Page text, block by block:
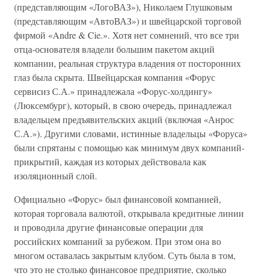
(представляющим «ЛогоВАЗ»), Николаем Глушковым
(представляющим «АвтоВАЗ») и швейцарской торговой
фирмой «Andre & Cie.». Хотя нет сомнений, что все три
отца-основателя владели большим пакетом акций
компании, реальная структура владения от посторонних
глаз была скрыта. Швейцарская компания «Форус
сервисиз С.А.» принадлежала «Форус-холдингу»
(Люксембург), который, в свою очередь, принадлежал
владельцем предъявительских акций (включая «Анрос
С.А.»). Другими словами, истинные владельцы «Форуса»
были спрятаны с помощью как минимум двух компаний-
прикрытий, каждая из которых действовала как
изоляционный слой.
Официально «Форус» был финансовой компанией,
которая торговала валютой, открывала кредитные линии
и проводила другие финансовые операции для
российских компаний за рубежом. При этом она во
многом оставалась закрытым клубом. Суть была в том,
что это не столько финансовое предприятие, сколько